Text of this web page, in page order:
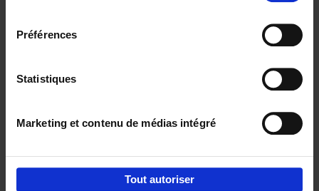
Préférences
Statistiques
Marketing et contenu de médias intégré
Tout autoriser
Digital marketing like a PRO -
completely revised edition (EN)